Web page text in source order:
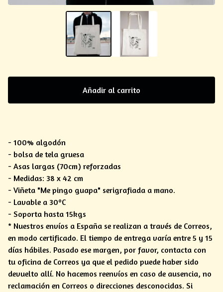
Añadir al carrito
- 100% algodón
- bolsa de tela gruesa
- Asas largas (70cm) reforzadas
- Medidas: 38 x 42 cm
- Viñeta "Me pingo guapa" serigrafiada a mano.
- Lavable a 30ºC
- Soporta hasta 15kgs
* Nuestros envíos a España se realizan a través de Correos,
en modo certificado. El tiempo de entrega varía entre 5 y 15
días hábiles. Pasado ese margen, por favor, contacta con
tu oficina de Correos ya que el pedido puede haber sido
devuelto allí. No hacemos reenvíos en caso de ausencia, no
reclamación en Correos o direcciones desconocidas. Si